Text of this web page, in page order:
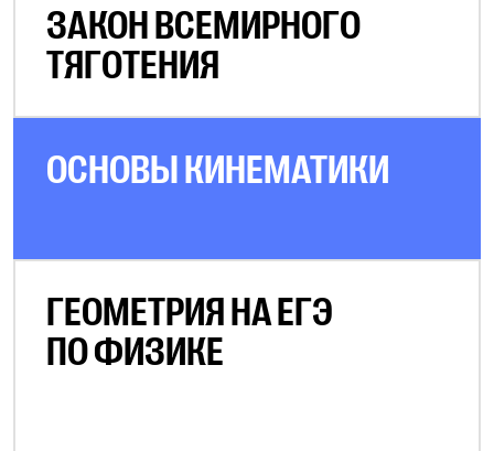
ЗАКОН ВСЕМИРНОГО
ТЯГОТЕНИЯ
ОСНОВЫ КИНЕМАТИКИ
ГЕОМЕТРИЯ НА ЕГЭ
ПО ФИЗИКЕ